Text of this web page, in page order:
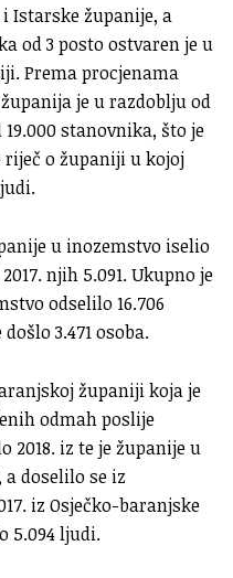
Istarske županije, a
od 3 posto ostvaren je u
Prema procjenama
je u razdoblju od
19.000 stanovnika, što je
riječ o županiji u kojoj
u inozemstvo iselio
njih 5.091. Ukupno je
odselilo 16.706
3.471 osoba.
županiji koja je
odmah poslije
2018. iz te je županije u
doselilo se iz
iz Osječko-baranjske
5.094 ljudi.